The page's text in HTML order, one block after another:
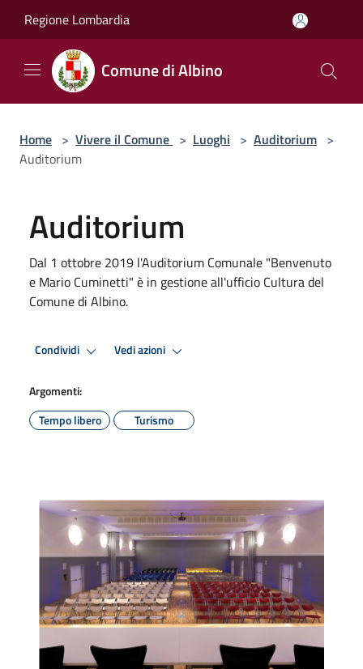
Regione Lombardia
Comune di Albino
Home > Vivere il Comune > Luoghi > Auditorium >
Auditorium
Auditorium
Dal 1 ottobre 2019 l'Auditorium Comunale "Benvenuto
e Mario Cuminetti" è in gestione all'ufficio Cultura del
Comune di Albino.
Condividi Vedi azioni
Argomenti:
Tempo libero
Turismo